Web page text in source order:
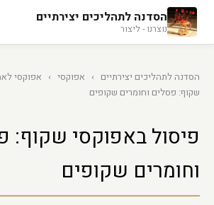
הסדנה לתהליכים יצירתיים
נוצרנו - ליצור
הסדנה לתהליכים יצירתיים › אפוקסי › אפוקסי
שקוף: פסלים וחומרים שקופים
פיסול באפוקסי שקוף:
וחומרים שקופים